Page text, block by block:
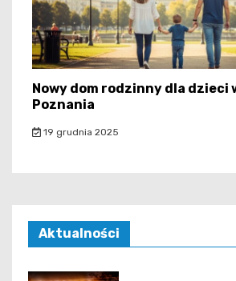
Nowy dom rodzinny dla dzieci
Poznania
19 grudnia 2025
Aktualności